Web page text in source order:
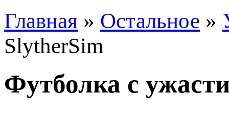
Главная » Остальное »
SlytherSim
Футболка с